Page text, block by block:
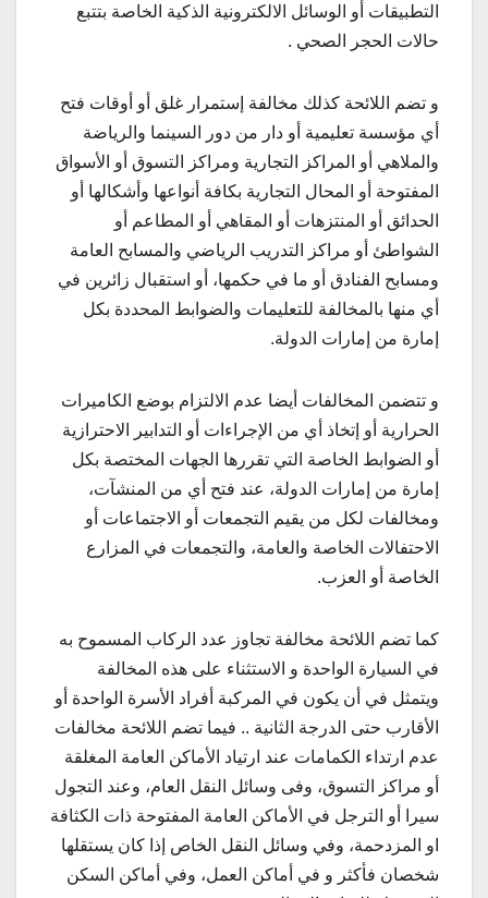
التطبيقات أو الوسائل الالكترونية الذكية الخاصة بتتبع
حالات الحجر الصحي .
و تضم اللائحة كذلك مخالفة إستمرار غلق أو أوقات فتح
أي مؤسسة تعليمية أو دار من دور السينما والرياضة
والملاهي أو المراكز التجارية ومراكز التسوق أو الأسواق
المفتوحة أو المحال التجارية بكافة أنواعها وأشكالها أو
الحدائق أو المنتزهات أو المقاهي أو المطاعم أو
الشواطئ أو مراكز التدريب الرياضي والمسابح العامة
ومسابح الفنادق أو ما في حكمها، أو استقبال زائرين في
أي منها بالمخالفة للتعليمات والضوابط المحددة بكل
إمارة من إمارات الدولة.
و تتضمن المخالفات أيضا عدم الالتزام بوضع الكاميرات
الحرارية أو إتخاذ أي من الإجراءات أو التدابير الاحترازية
أو الضوابط الخاصة التي تقررها الجهات المختصة بكل
إمارة من إمارات الدولة، عند فتح أي من المنشآت،
ومخالفات لكل من يقيم التجمعات أو الاجتماعات أو
الاحتفالات الخاصة والعامة، والتجمعات في المزارع
الخاصة أو العزب.
كما تضم اللائحة مخالفة تجاوز عدد الركاب المسموح به
في السيارة الواحدة و الاستثناء على هذه المخالفة
ويتمثل في أن يكون في المركبة أفراد الأسرة الواحدة أو
الأقارب حتى الدرجة الثانية .. فيما تضم اللائحة مخالفات
عدم ارتداء الكمامات عند ارتياد الأماكن العامة المغلقة
أو مراكز التسوق، وفى وسائل النقل العام، وعند التجول
سيرا أو الترجل في الأماكن العامة المفتوحة ذات الكثافة
او المزدحمة، وفي وسائل النقل الخاص إذا كان يستقلها
شخصان فأكثر و في أماكن العمل، وفي أماكن السكن